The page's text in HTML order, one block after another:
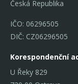
Česká Republika
IČO: 06296505
DIČ: CZ06296505
Korespondenční
U Řeky 829